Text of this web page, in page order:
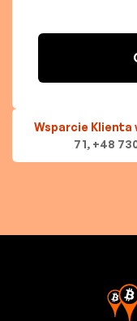
Wsparcie Klienta
71, +48